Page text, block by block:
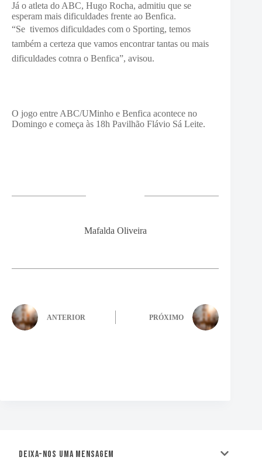
Já o atleta do ABC, Hugo Rocha, admitiu que se
esperam mais dificuldades frente ao Benfica.
“Se tivemos dificuldades com o Sporting, temos
também a certeza que vamos encontrar tantas ou mais
dificuldades cotnra o Benfica”, avisou.
O jogo entre ABC/UMinho e Benfica acontece no
Domingo e começa às 18h Pavilhão Flávio Sá Leite.
Mafalda Oliveira
ANTERIOR PRÓXIMO
Deixa-nos uma mensagem